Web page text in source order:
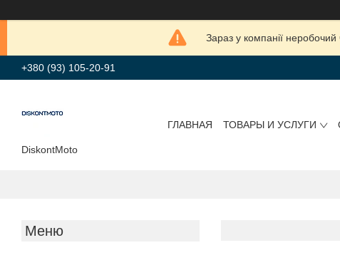
Зараз у компанії
+380 (93) 105-20-91
DiskontMoto
ГЛАВНАЯ ТОВАРЫ И УСЛУГИ